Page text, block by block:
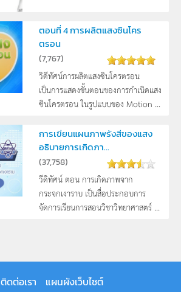
ตอนที่ 4 การผลิตแสงซินโคร
ตรอน
(7,767)
วิดีทัศน์การผลิตแสงซินโครตรอน
เป็นการแสดงขั้นตอนของการกำเนิดแสง
ซินโครตรอน ในรูปแบบของ Motion ...
การเขียนแผนภาพรังสีของแสง
อธิบายการเกิดภา...
(37,758)
วีดิทัศน์ ตอน การเกิดภาพจาก
กระจกเงาราบ เป็นสื่อประกอบการ
จัดการเรียนการสอนวิชาวิทยาศาสตร์ ...
ติดต่อเรา
แผนผังเว็บไซต์